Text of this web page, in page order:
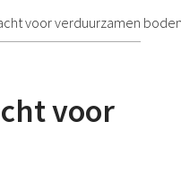
voor verduurzamen
voor
Nieuwsbrief